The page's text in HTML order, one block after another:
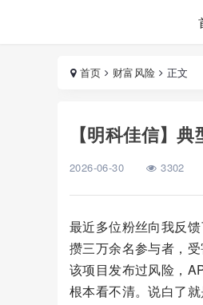
首页 财富风险 正文
【明科佳信】
2026-06-30 3302
最近多位粉丝向我反
攒三万余名参与者，
该项目发布过风险，
根本看不清。说白了